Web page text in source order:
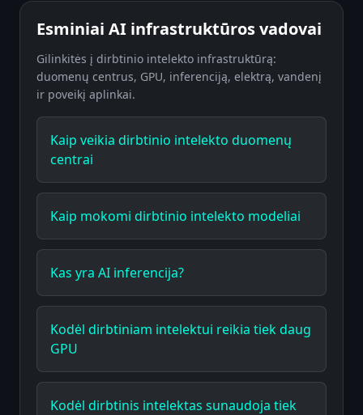
Esminiai AI infrastruktūros vadovai
Gilinkitės į dirbtinio intelekto infrastruktūrą:
duomenų centrus, GPU, inferenciją, elektrą, vandenį
ir poveikį aplinkai.
Kaip veikia dirbtinio intelekto duomenų
centrai
Kaip mokomi dirbtinio intelekto modeliai
Kas yra AI inferencija?
Kodėl dirbtiniam intelektui reikia tiek daug
GPU
Kodėl dirbtinis intelektas sunaudoja tiek